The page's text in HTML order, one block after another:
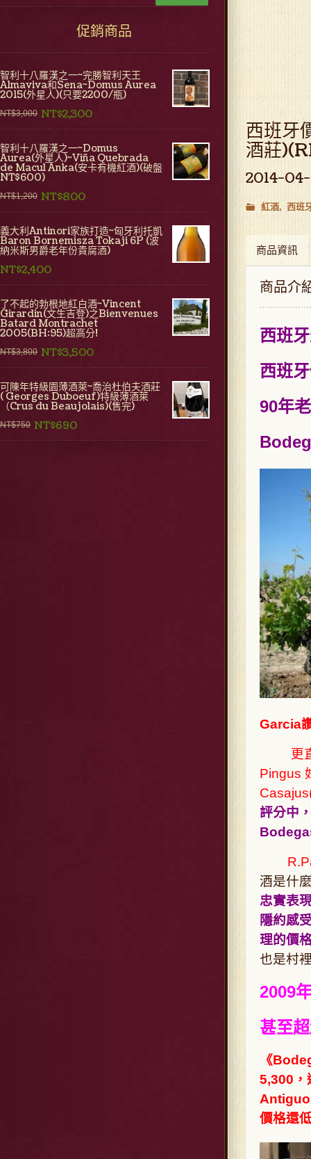
促銷商品
智利十八羅漢之一~完勝智利天王
Almaviva和Sena~Domus Aurea
2015(外星人)(只要2200/瓶)
NT$3,000 NT$2,300
智利十八羅漢之一~Domus
Aurea(外星人)~Viña Quebrada
de Macul Anka(安卡有機紅酒)(破盤
NT$600)
NT$1,200 NT$800
義大利Antinori家族打造~匈牙利托凱
Baron Bornemisza Tokaji 6P (波
納米斯男爵老年份貴腐酒)
NT$2,400
了不起的勃根地紅白酒~Vincent
Girardin(文生吉登)之Bienvenues
Batard Montrachet
2005(BH:95)超高分!
NT$3,800 NT$3,500
可陳年特級園薄酒萊~喬治杜伯夫酒莊
( Georges Duboeuf)特級薄酒萊
（Crus du Beaujolais)(售完)
NT$750 NT$690
西班牙
酒莊
2014-04-
紅酒 西班
商品資訊
商品介
西班
西班
90年
Garcia
更
Pingus
Casajus
評分中
酒是什
忠實表
隱約感
理的價
也是村
2009
甚至
《
5,300，
價格還